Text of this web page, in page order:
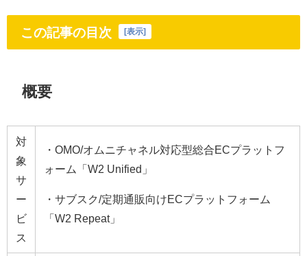
この記事の目次 [表示]
概要
対
象
サ
ー
ビ
ス
・OMO/オムニチャネル対応型総合ECプラットフ
ォーム「W2 Unified」
・サブスク/定期通販向けECプラットフォーム
「W2 Repeat」